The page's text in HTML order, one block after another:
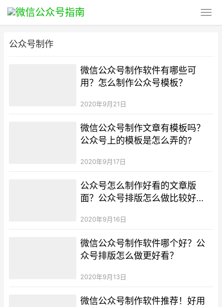
公众号制作
微信公众号制作软件有哪些可
用？怎么制作公众号模板？
2020年9月21日
微信公众号制作文章有模板吗？
公众号上的模板是怎么弄的?
2020年9月17日
公众号怎么制作好看的文章版
面？公众号排版怎么做比较好
2020年9月16日
微信公众号制作软件哪个好？公
众号排版怎么做更好看？
2020年9月13日
微信公众号制作软件推荐！好用